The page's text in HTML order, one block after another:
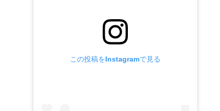
この投稿をInstagramで見る